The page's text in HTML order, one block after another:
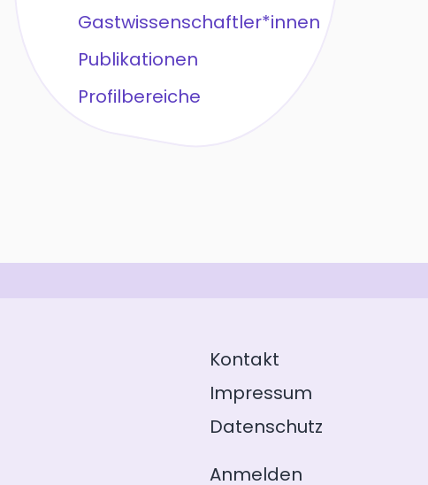
Gastwissenschaftler*innen
Publikationen
Profilbereiche
Kontakt
Impressum
Datenschutz
Anmelden